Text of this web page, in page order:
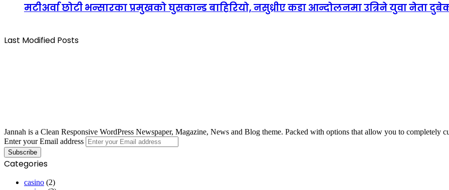
मटीअर्वा छोटी भन्सारका प्रमुखको घुसकान्ड बाहिरियो, नसुध्रीए कडा आन्दोलनमा उत्रिने युवा नेता
Last Modified Posts
Jannah is a Clean Responsive WordPress Newspaper, Magazine, News and Blog theme. Packed with options that allow you to completely
Enter your Email address
Categories
casino (2)